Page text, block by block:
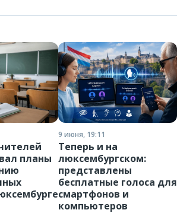
планы
9 июня, 19:11
Теперь и на
люксембургском:
представлены
бесплатные голоса для
смартфонов и
компьютеров